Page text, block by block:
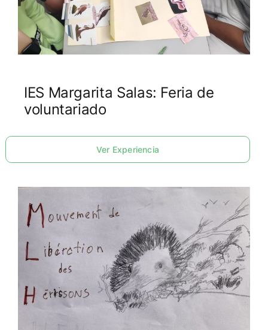
IES Margarita Salas: Feria de
voluntariado
Ver Experiencia